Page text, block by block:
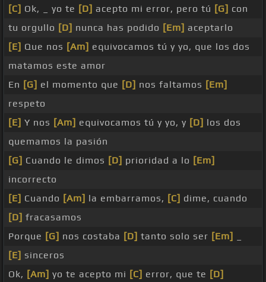
[C] Ok, _ yo te [D] acepto mi error, pero tú [G] con
tu orgullo [D] nunca has podido [Em] aceptarlo
[E] Que nos [Am] equivocamos tú y yo, que los dos
matamos este amor
En [G] el momento que [D] nos faltamos [Em]
respeto
[E] Y nos [Am] equivocamos tú y yo, y [D] los dos
quemamos la pasión
[G] Cuando le dimos [D] prioridad a lo [Em]
incorrecto
[E] Cuando [Am] la embarramos, [C] dime, cuando
[D] fracasamos
Porque [G] nos costaba [D] tanto solo ser [Em]
[E] sinceros
Ok, [Am] yo te acepto mi [C] error, que te [D]